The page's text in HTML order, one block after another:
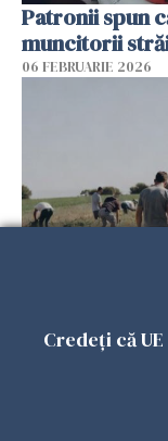
Patronii spun
muncitorii
06 FEBRUARIE 2026
Muncitori
în Spania: 17
Credeți că